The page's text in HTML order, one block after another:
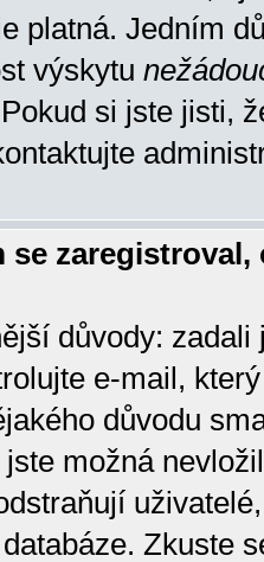
platná. Jedním
výskytu
si jste jisti,
se
důvody:
e-mail,
důvodu
možná
Zkuste